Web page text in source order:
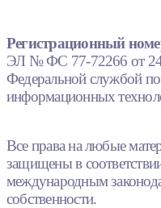
Регистрационный
ЭЛ № ФС 77-72266 от
Федеральной службой по
информационных
Все права на любые
защищены в
международным
собственности.